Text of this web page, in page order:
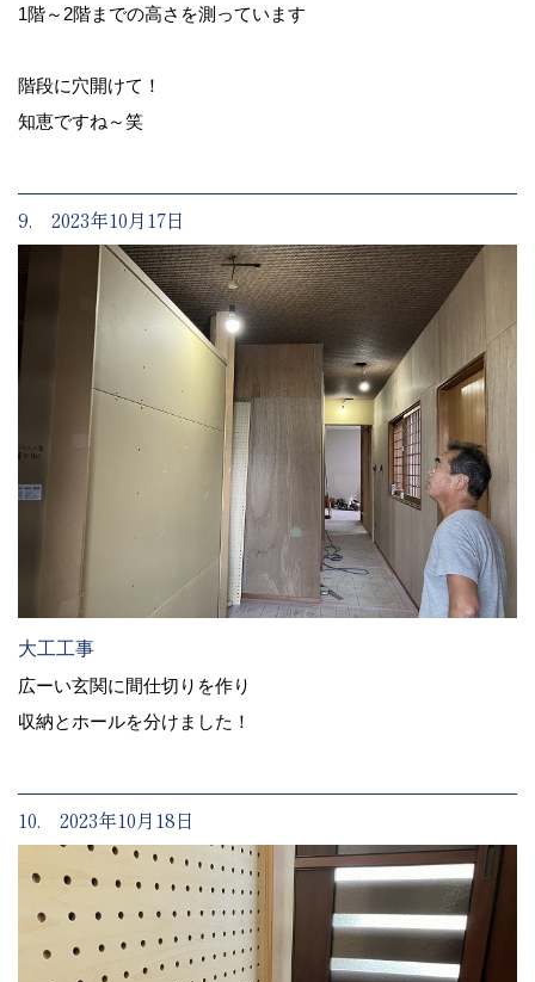
1階～2階までの高さを測っています
階段に穴開けて！
知恵ですね～笑
9. 2023年10月17日
大工工事
広ーい玄関に間仕切りを作り
収納とホールを分けました！
10. 2023年10月18日